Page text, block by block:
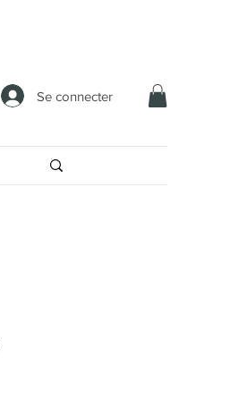
Se connecter